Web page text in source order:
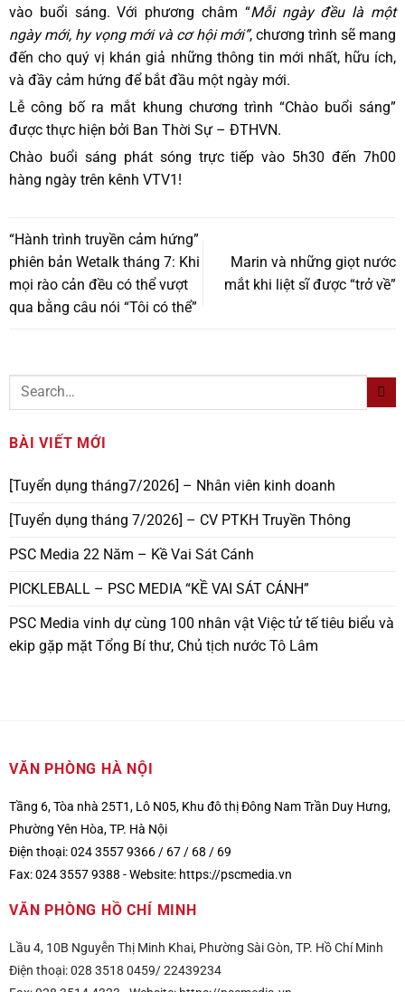
vào buổi sáng. Với phương châm “Mỗi ngày đều là một
ngày mới, hy vọng mới và cơ hội mới”, chương trình sẽ mang
đến cho quý vị khán giả những thông tin mới nhất, hữu ích,
và đầy cảm hứng để bắt đầu một ngày mới.
Lễ công bố ra mắt khung chương trình “Chào buổi sáng”
được thực hiện bởi Ban Thời Sự – ĐTHVN.
Chào buổi sáng phát sóng trực tiếp vào 5h30 đến 7h00
hàng ngày trên kênh VTV1!
“Hành trình truyền cảm hứng”
phiên bản Wetalk tháng 7: Khi
mọi rào cản đều có thể vượt
qua bằng câu nói “Tôi có thể”
Marin và những giọt nước
mắt khi liệt sĩ được “trở về”
BÀI VIẾT MỚI
[Tuyển dụng tháng7/2026] – Nhân viên kinh doanh
[Tuyển dụng tháng 7/2026] – CV PTKH Truyền Thông
PSC Media 22 Năm – Kề Vai Sát Cánh
PICKLEBALL – PSC MEDIA “KỀ VAI SÁT CÁNH”
PSC Media vinh dự cùng 100 nhân vật Việc tử tế tiêu biểu và
ekip gặp mặt Tổng Bí thư, Chủ tịch nước Tô Lâm
VĂN PHÒNG HÀ NỘI
Tầng 6, Tòa nhà 25T1, Lô N05, Khu đô thị Đông Nam Trần Duy Hưng,
Phường Yên Hòa, TP. Hà Nội
Điện thoại: 024 3557 9366 / 67 / 68 / 69
Fax: 024 3557 9388 -Website: https://pscmedia.vn
VĂN PHÒNG HỒ CHÍ MINH
Lầu 4, 10B Nguyễn Thị Minh Khai, Phường Sài Gòn, TP. Hồ Chí Minh
Điện thoại: 028 3518 0459/ 22439234